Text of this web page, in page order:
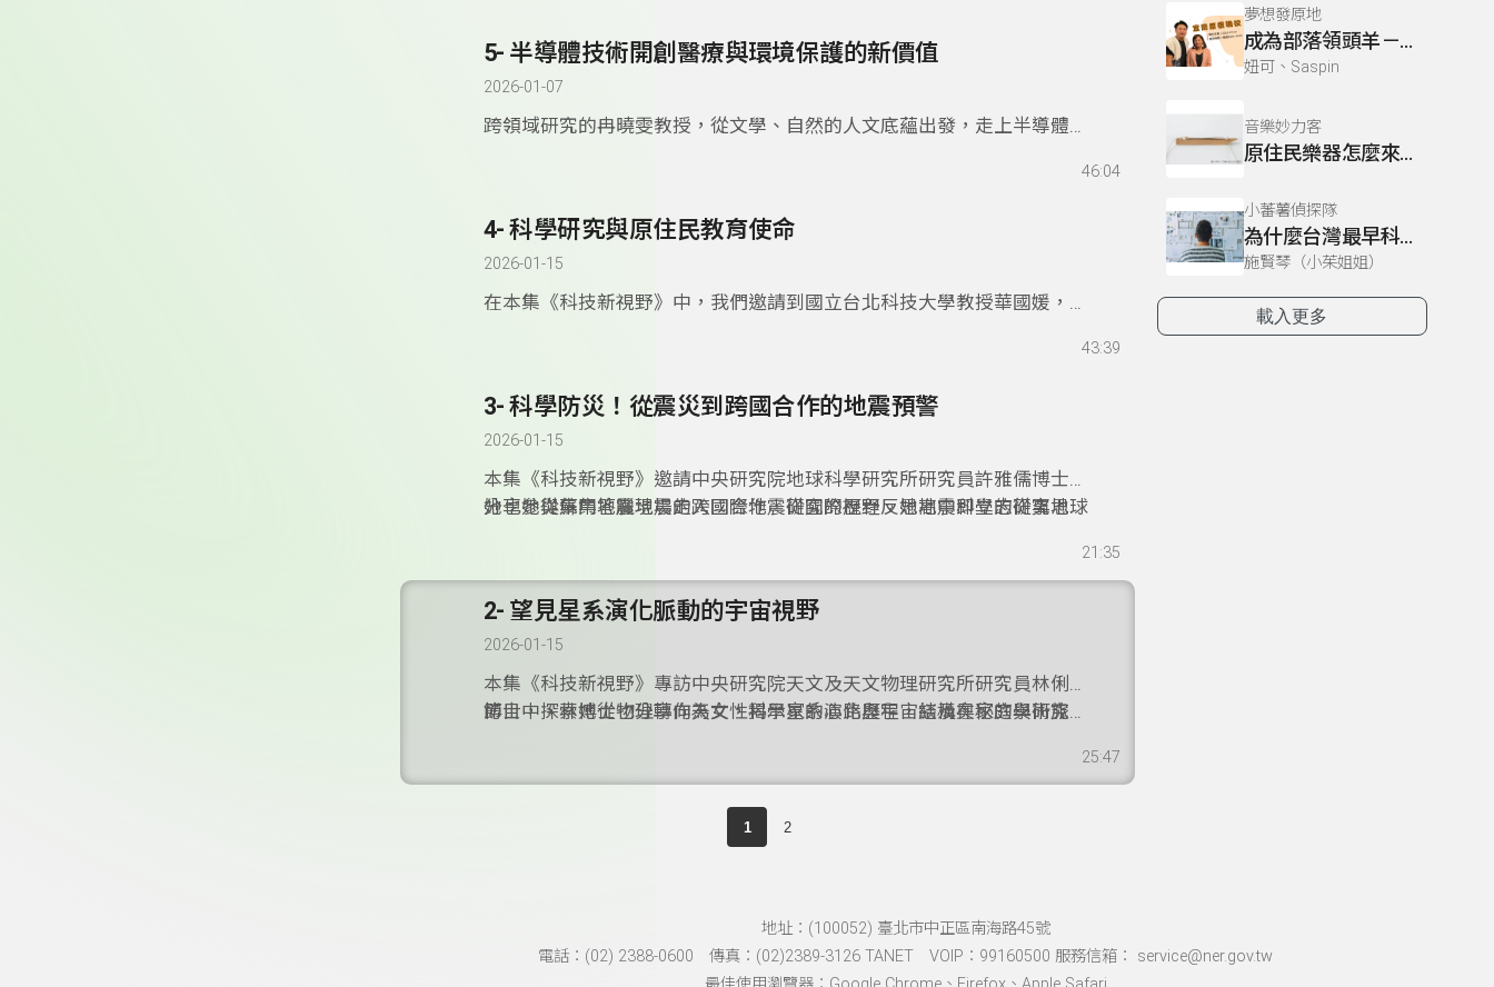
程，始於童年對自然與海洋的深刻連結。自小對生物的好奇，逐漸引領她
於生物體內微量元素與環境的互動，並以魚類與頭足類為主要研究對象。
她的研究運用電子微探分析儀、電漿質譜儀及螢光標定等先進工具，成功
讀取魚類與烏賊等生物體內的「化學指紋」。這些突破揭示了生物的洄游
究成果涵蓋虎斑烏賊、劍尖槍管、烏魚、珊瑚礁魚類等案例，提供了漁業
狀況，並制定合理的捕撈政策。科研不只是追求數據，更是對自然的關
懷。當她在數據中看見海洋生物承受氣候變遷與人類壓力時，帶來深刻省
政策與產業提供科學證據，協助台灣在經濟與資源永續之間找到平衡。
5- 半導體技術開創醫療與環境保護的新價值
2026-01-07
跨領域研究的冉曉雯教授，從文學、自然的人文底蘊出發，走上半導體科
日後跨界研究的重要養分。在博士階段，受到台灣半導體之父張俊彥教授
導體為何成為醫療與環保的核心基礎。從智慧農業、水質監控，到醫療設
備，都依賴高靈敏度、低功耗的半導體感測器。冉教授帶領團隊歷經十多
年，研發出呼氣檢測腎臟健康的技術，只需吹氣就能快速評估病況，降低
值，提供長期數據協助農業與產業的決策。這些研究不僅是科技創新，更
科研創新的活水，展現半導體技術的多功能性。半導體技術不只驅動產業
升級，更能推動智慧醫療與智慧環境管理，打造以「健康與永續」為核心
46:04
4- 科學研究與原住民教育使命
2026-01-15
在本集《科技新視野》中，我們邀請到國立台北科技大學教授華國媛，分
術帶回台灣，成立公司，在北科大教學與研究，帶領學生將石墨烯等新材
科學專業帶回部落。製作動畫，把肺結核防治知識融入原民神話，並以母
語配音，讓孩子在熟悉的文化中產生對科學的興趣與認同。除了教育，華
國媛參與原住民健康政策，強調教育、經濟與文化和健康息息相關，呼籲
以全人觀點思考醫療。對於女性在 STEM 的挑戰，她提到台灣在支持系統
勵年輕世代：科學不只是競爭，更是合作與分享。唯有不設限，才能創造
更大的可能。
43:39
3- 科學防災！從震災到跨國合作的地震預警
2026-01-15
本集《科技新視野》邀請中央研究院地球科學研究所研究員許雅儒博士，
分享她從集集地震現場走入國際地震研究的歷程。她高中即立志從事地球
灣與東南亞地震風險的深入觀測與評估，並透過GPS、LiDAR、InSAR等空
她也參與蘇門答臘地震的跨國合作，從國際視野反思地震科學的研究思
會實踐之間的責任感。她強調科學不僅是數據，更是減災的希望與行動。
科學，讓科技與社會同行，為防災帶來更多可能。這場從地震現場到跨國
學術舞台的科學之旅，展現一位女科學家如何用知識回應災難，守護台灣
與世界的安全。
21:35
2- 望見星系演化脈動的宇宙視野
2026-01-15
本集《科技新視野》專訪中央研究院天文及天文物理研究所研究員林俐暉
博士，探索她從物理轉向天文，揭示星系演化與宇宙結構奧秘的學術旅
物理，因緣際會下進入宇宙學領域，從理論建構跨足觀測研究，並參與國
成視場光譜技術，解析恆星形成與冷氣體的關聯，挑戰傳統理論。
節目中，林博士也分享作為女性科學家的心路歷程，談及在家庭與研究之
她鼓勵年輕人，特別是對星空充滿夢想的女孩，要勇敢培養熱情、持續好
思維，讓台灣在國際天文舞台上閃耀星光，也讓我們相信，仰望星空的旅
程，始終通往希望與理解的未來。
25:47
1 2
夢想發原地
成為部落領頭羊－原根職校
妞可、Saspin
音樂妙力客
原住民樂器怎麼來的?
小蕃薯偵探隊
為什麼台灣最早科學園區設在新竹？
施賢琴（小茱姐姐）
載入更多
地址：(100052) 臺北市中正區南海路45號
電話：(02) 2388-0600 傳真：(02)2389-3126 TANET VOIP：99160500 服務信箱： service@ner.gov.tw